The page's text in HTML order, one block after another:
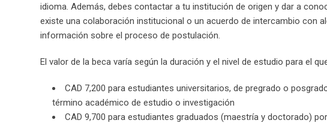
idioma. Además, debes contactar a tu institución de origen y dar a
existe una colaboración institucional o un acuerdo de intercambio con
información sobre el proceso de postulación.
El valor de la beca varía según la duración y el nivel de estudio para el
CAD 7,200 para estudiantes universitarios, de pregrado o
término académico de estudio o investigación
CAD 9,700 para estudiantes graduados (maestría y doctorado)